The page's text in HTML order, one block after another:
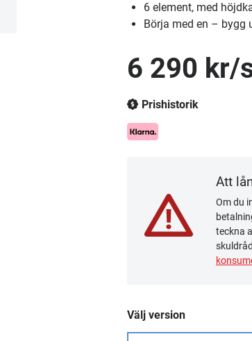
6 element, med
Börja med en – bygg
6 290 kr/
Prishistorik
Att
Om du
teckna
Välj version